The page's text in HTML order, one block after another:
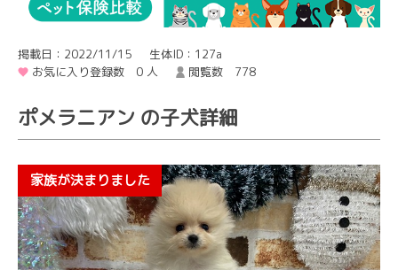
掲載日：2022/11/15
生体ID：127a
お気に入り登録数 0 人
閲覧数 778
ポメラニアン の子犬詳細